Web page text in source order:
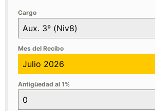
Cargo
Aux. 3º (Niv8)
Mes del Recibo
Julio 2026
Antigüedad al 1%
0